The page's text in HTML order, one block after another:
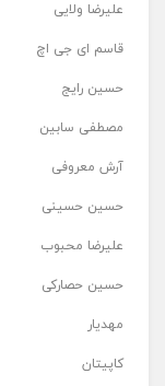
علیرضا ولایی
قاسم ای جی اچ
حسین رایج
مصطفی سابین
آرش معروفی
حسین حسینی
علیرضا محبوب
حسین حصارکی
مهدیار
کاپیتان